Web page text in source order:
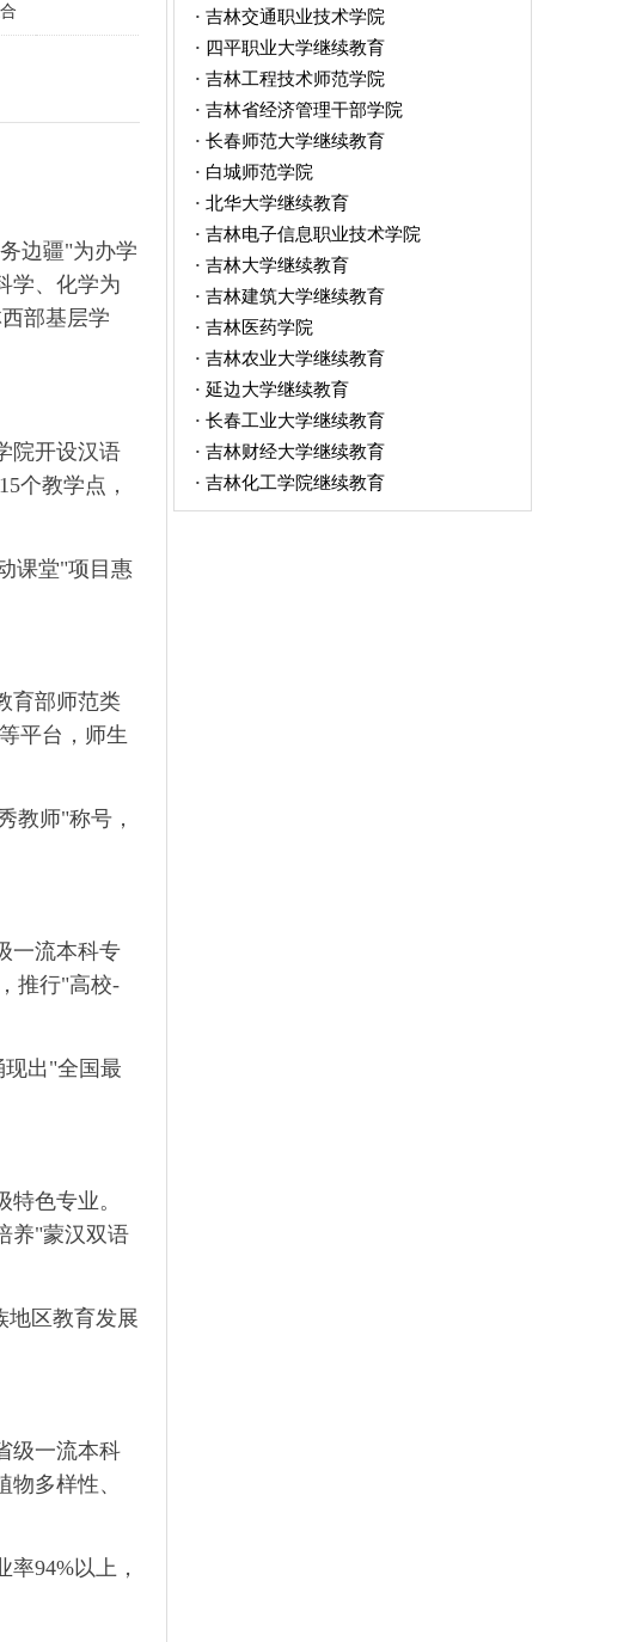
边疆"为办学
学、化学为
部基层学
院开设汉语
个教学点，
课堂"项目惠
育部师范类
平台，师生
教师"称号，
一流本科专
推行"高校-
出"全国最
色专业。
养"蒙汉双语
地区教育发展
级一流本科
多样性、
94%以上，
· 吉林交通职业技术学院
· 四平职业大学继续教育
· 吉林工程技术师范学院
· 吉林省经济管理干部学院
· 长春师范大学继续教育
· 白城师范学院
· 北华大学继续教育
· 吉林电子信息职业技术学院
· 吉林大学继续教育
· 吉林建筑大学继续教育
· 吉林医药学院
· 吉林农业大学继续教育
· 延边大学继续教育
· 长春工业大学继续教育
· 吉林财经大学继续教育
· 吉林化工学院继续教育